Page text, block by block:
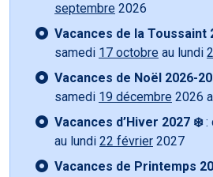
septembre 2026
Vacances de la Toussaint
samedi 17 octobre au lundi
Vacances de Noël 2026-
samedi 19 décembre 2026
Vacances d’Hiver 2027 ❄️:
au lundi 22 février 2027
Vacances de Printemps